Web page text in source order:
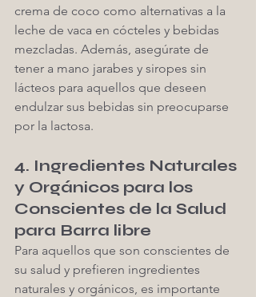
crema de coco como alternativas a la
leche de vaca en cócteles y bebidas
mezcladas. Además, asegúrate de
tener a mano jarabes y siropes sin
lácteos para aquellos que deseen
endulzar sus bebidas sin preocuparse
por la lactosa.
4. Ingredientes Naturales
y Orgánicos para los
Conscientes de la Salud
para Barra libre
Para aquellos que son conscientes de
su salud y prefieren ingredientes
naturales y orgánicos, es importante